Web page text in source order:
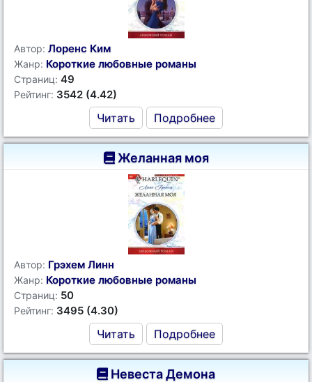
Автор: Лоренс Ким
Жанр: Короткие любовные романы
Страниц: 49
Рейтинг: 3542 (4.42)
Читать Подробнее
Желанная моя
Автор: Грэхем Линн
Жанр: Короткие любовные романы
Страниц: 50
Рейтинг: 3495 (4.30)
Читать Подробнее
Невеста Демона